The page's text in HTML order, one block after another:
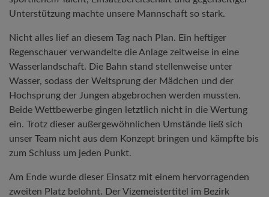
Unterstützung machte unsere Mannschaft so stark.
Nicht alles lief an diesem Tag nach Plan. Ein heftiger
Regenschauer verwandelte die Anlage zeitweise in eine
Wasserlandschaft. Die Bahn stand stellenweise unter
Wasser, sodass der Weitsprung der Mädchen und der
Hochsprung der Jungen abgebrochen werden mussten.
Beide Wettbewerbe gingen letztlich nicht in die Wertung
ein. Trotz dieser außergewöhnlichen Umstände ließ sich
unser Team nicht aus dem Konzept bringen und kämpfte bis
zum Schluss um jeden Punkt.
Am Ende wurde dieser Einsatz mit einem hervorragenden
zweiten Platz belohnt. Der Vizemeistertitel im Bezirk